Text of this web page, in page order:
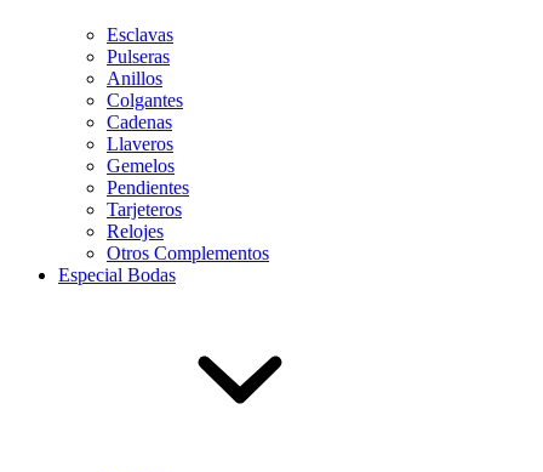
Esclavas
Pulseras
Anillos
Colgantes
Cadenas
Llaveros
Gemelos
Pendientes
Tarjeteros
Relojes
Otros Complementos
Especial Bodas